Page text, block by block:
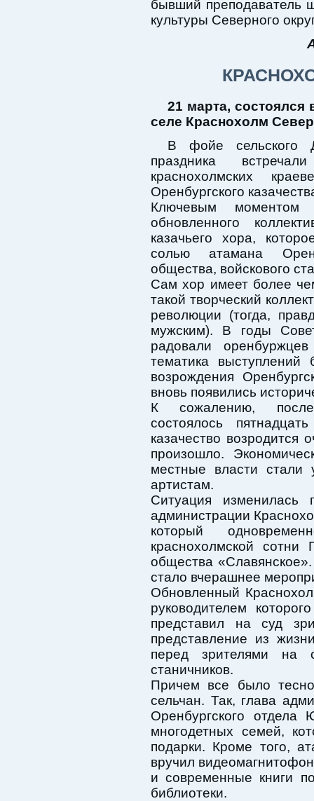
бывший преподаватель
культуры Северного
21 марта, состоялся
селе Краснохолм
В фойе сельского
праздника
краснохолмских
Оренбургского
Ключевым моментом
обновленного
казачьего хора,
солью атамана
общества, войскового
Сам хор имеет более
такой творческий
революции (тогда,
мужским). В годы
радовали
тематика
возрождения
вновь появились
К сожалению,
состоялось
казачество возродится
произошло.
местные власти
артистам.
Ситуация изменилась
администрации
который
краснохолмской сотни
общества
стало вчерашнее
Обновленный
руководителем
представил на суд
представление из
перед зрителями на
станичников.
Причем все было
сельчан. Так, глава
Оренбургского отдела
многодетных семей,
подарки. Кроме того,
вручил видеомагнитофон
и современные книги
библиотеки.